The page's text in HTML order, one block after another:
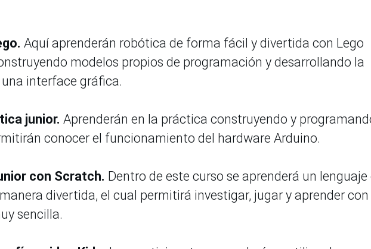
Aquí aprenderán robótica de forma fácil y divertida con Lego
modelos propios de programación y desarrollando la
interface gráfica.
junior. Aprenderán en la práctica construyendo y
conocer el funcionamiento del hardware Arduino.
con Scratch. Dentro de este curso se aprenderá un lenguaje
divertida, el cual permitirá investigar, jugar y aprender con
sencilla.